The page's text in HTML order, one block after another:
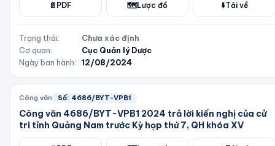
📄 PDF 🗺️Lược đồ ⬇️Tải về
Trạng thái:
Chưa xác định
Cơ quan:
Cục Quản lý Dược
Ngày ban hành:
12/08/2024
Công văn Số: 4686/BYT-VPB1
Công văn 4686/BYT-VPB1 2024 trả lời kiến nghị của cử
tri tỉnh Quảng Nam trước Kỳ họp thứ 7, QH khóa XV